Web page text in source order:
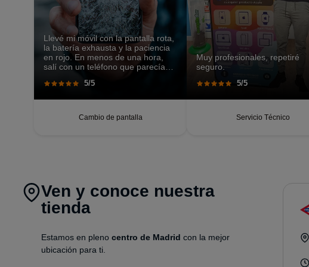
Llevé mi móvil con la pantalla rota,
la batería exhausta y la paciencia
en rojo. En menos de una hora,
salí con un teléfono que parecía
perfecta, respuesta táctil
5/5
Cambio de pantalla
Muy profesionales, repetiré
seguro.
5/5
Servicio Técnico
Ven y conoce nuestra
tienda
Estamos en pleno centro de Madrid con la mejor
ubicación para ti.